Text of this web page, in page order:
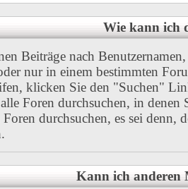
Wie kann ich
Beiträge nach
nur in einem bestimmten
klicken Sie den "Suchen"
Foren durchsuchen, in
durchsuchen, es sei denn,
Kann ich anderen